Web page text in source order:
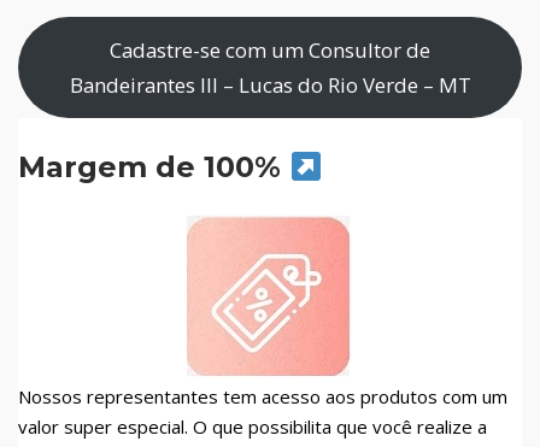
Cadastre-se com um Consultor de
Bandeirantes III – Lucas do Rio Verde – MT
Margem de 100%
Nossos representantes tem acesso aos produtos com um
valor super especial. O que possibilita que você realize a